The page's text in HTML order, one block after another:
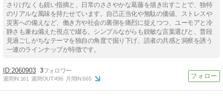
さりげなくも鋭い指摘と、日常のささやかな葛藤を描き出すことで、独特
のリアルな風味を持たせています。自己正当化や無駄の価値、ストレスや
災害への備えなど、働き方や社会の裏側を痛烈に捉えつつ、ユーモアと冷
静さも兼ね備えた視点で綴る。シンプルながらも鋭敏な言葉選びと、普段
見過ごしがちなテーマを独自の角度で掘り下げ、読者の共感と洞察を誘う
一連のラインナップが特徴です。
2060903 3
週間IN:161 週間OUT:496 月間IN:665